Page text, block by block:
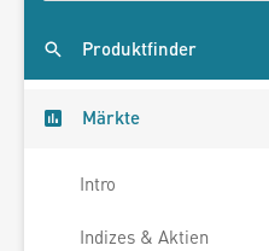
Produktfinder
Märkte
Intro
Indizes & Aktien